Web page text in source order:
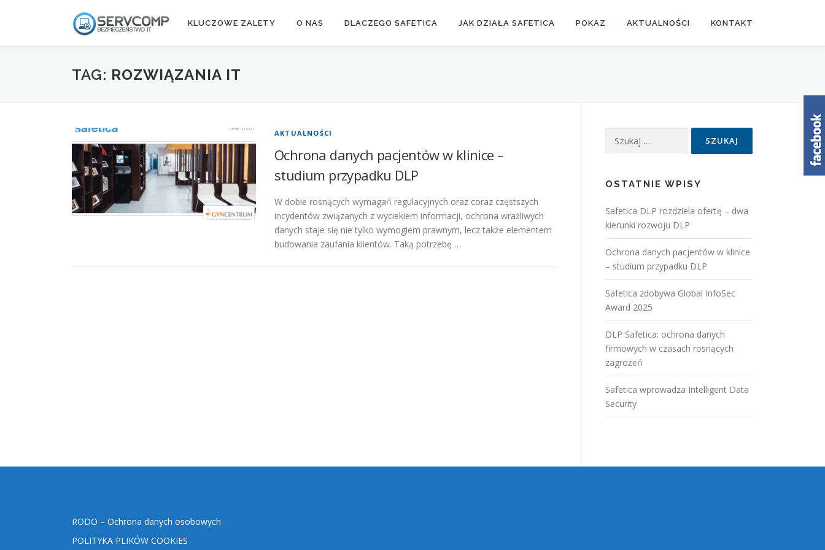
KLUCZOWE ZALETY O NAS DLACZEGO SAFETICA JAK DZIAŁA SAFETICA POKAZ AKTUALNOŚCI KONTAKT
TAG: ROZWIĄZANIA IT
AKTUALNOŚCI
Ochrona danych pacjentów w klinice –
studium przypadku DLP
W dobie rosnących wymagań regulacyjnych oraz coraz częstszych
incydentów związanych z wyciekiem informacji, ochrona wrażliwych
danych staje się nie tylko wymogiem prawnym, lecz także elementem
budowania zaufania klientów. Taką potrzebę …
OSTATNIE WPISY
Safetica DLP rozdziela ofertę – dwa
kierunki rozwoju DLP
Ochrona danych pacjentów w klinice
– studium przypadku DLP
Safetica zdobywa Global InfoSec
Award 2025
DLP Safetica: ochrona danych
firmowych w czasach rosnących
zagrożeń
Safetica wprowadza Intelligent Data
Security
RODO – Ochrona danych osobowych
POLITYKA PLIKÓW COOKIES